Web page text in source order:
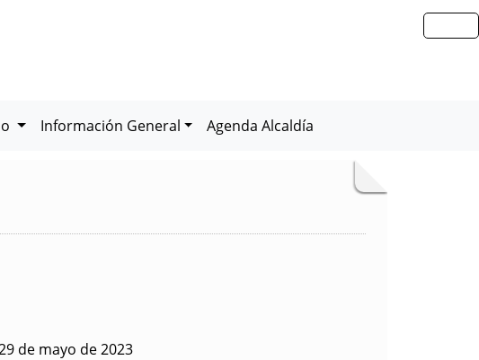
Información General Agenda Alcaldía
de mayo de 2023